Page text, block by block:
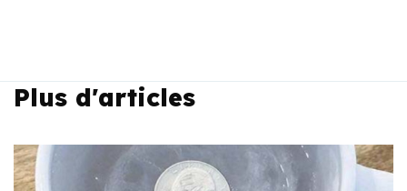
Plus d'articles